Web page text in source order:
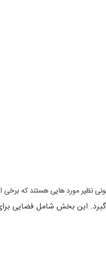
مورد هایی هستند که برخی
این بخش شامل فضایی